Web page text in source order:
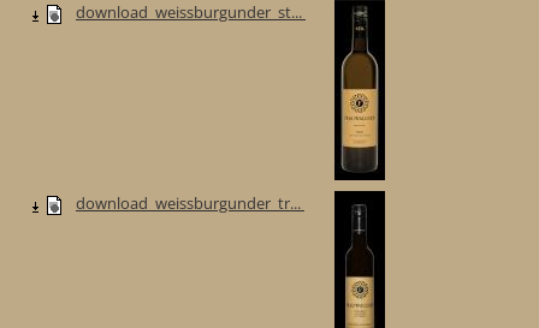
download_weissburgunder_st...
download_weissburgunder_tr...